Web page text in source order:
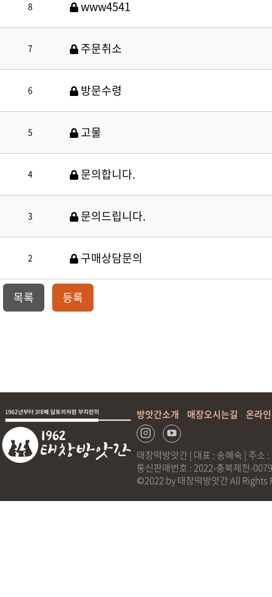
8 www4541
7 주문취소
6 방문수령
5 고물
4 문의합니다.
3 문의드립니다.
2 구매상담문의
목록 등록
방앗간소개 매장오시는길 온라
태창떡방앗간 | 대표 : 송혜숙 | 주
통신판매번호 : 2022-충북제천-
©2022 by 태창떡방앗간 All Rights